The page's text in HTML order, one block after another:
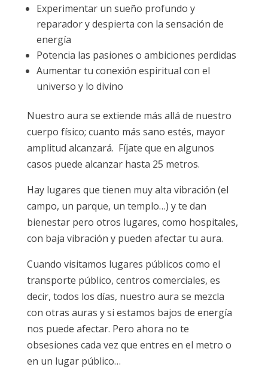
Experimentar un sueño profundo y
reparador y despierta con la sensación de
energía
Potencia las pasiones o ambiciones perdidas
Aumentar tu conexión espiritual con el
universo y lo divino
Nuestro aura se extiende más allá de nuestro
cuerpo físico; cuanto más sano estés, mayor
amplitud alcanzará. Fíjate que en algunos
casos puede alcanzar hasta 25 metros.
Hay lugares que tienen muy alta vibración (el
campo, un parque, un templo…) y te dan
bienestar pero otros lugares, como hospitales,
con baja vibración y pueden afectar tu aura.
Cuando visitamos lugares públicos como el
transporte público, centros comerciales, es
decir, todos los días, nuestro aura se mezcla
con otras auras y si estamos bajos de energía
nos puede afectar. Pero ahora no te
obsesiones cada vez que entres en el metro o
en un lugar público…